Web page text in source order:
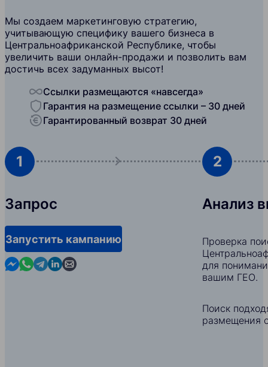
Мы создаем маркетинговую стратегию,
учитывающую специфику вашего бизнеса в
Центральноафриканской Республике, чтобы
увеличить ваши онлайн-продажи и позволить вам
достичь всех задуманных высот!
Ссылки размещаются «навсегда»
Гарантия на размещение ссылки – 30 дней
Гарантированный возврат 30 дней
1
Запрос
Запустить кампанию
Contact us in Messenger
Contact us in WhatsApp
Contact us in Telegram
Contact us in Linkedin
Contact us by email
2
Анализ
Проверка
для
вашим ГЕО.
Поиск
размещения